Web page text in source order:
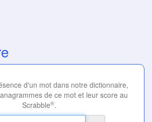
d'un mot dans notre dictionnaire,
de ce mot et leur score au
Scrabble®.